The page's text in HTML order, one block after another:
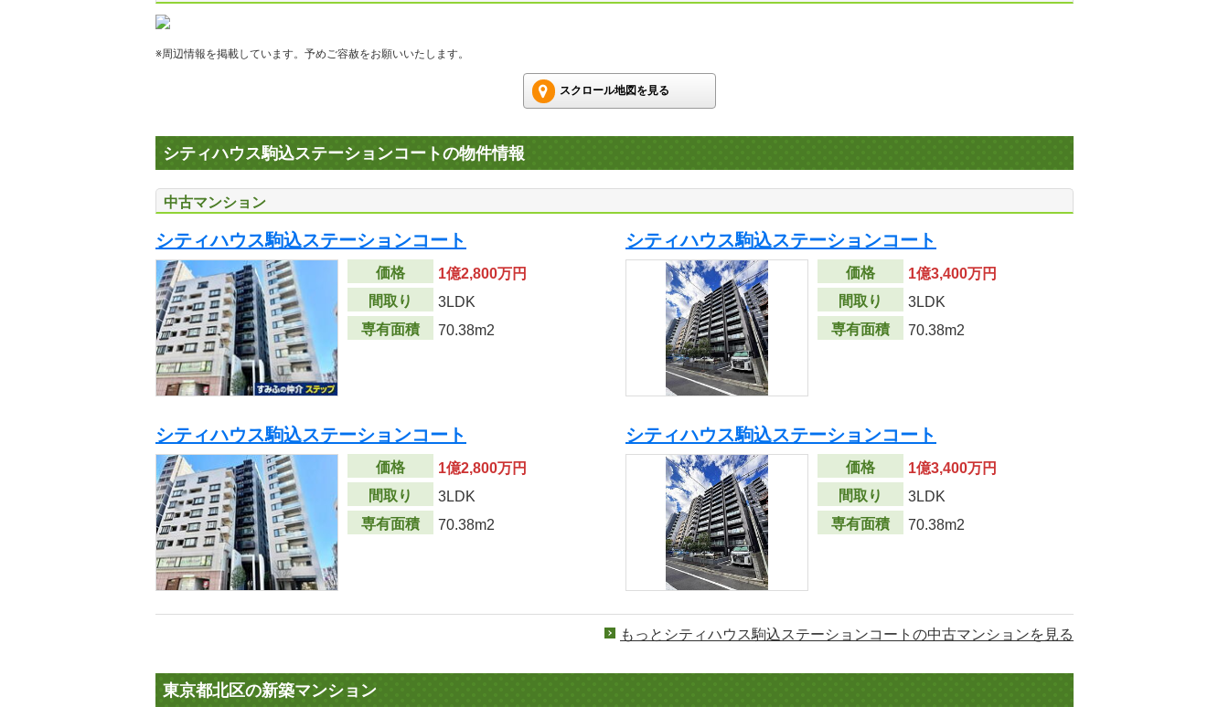
※周辺情報を掲載しています。予めご容赦をお願いいたします。
スクロール地図を見る
シティハウス駒込ステーションコートの物件情報
中古マンション
シティハウス駒込ステーションコート
価格
1億2,800万円
間取り
3LDK
専有面積
70.38m2
シティハウス駒込ステーションコート
価格
1億3,400万円
間取り
3LDK
専有面積
70.38m2
シティハウス駒込ステーションコート
価格
1億2,800万円
間取り
3LDK
専有面積
70.38m2
シティハウス駒込ステーションコート
価格
1億3,400万円
間取り
3LDK
専有面積
70.38m2
もっとシティハウス駒込ステーションコートの中古マンションを見る
東京都北区の新築マンション